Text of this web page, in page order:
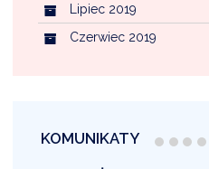
Lipiec 2019
Czerwiec 2019
KOMUNIKATY